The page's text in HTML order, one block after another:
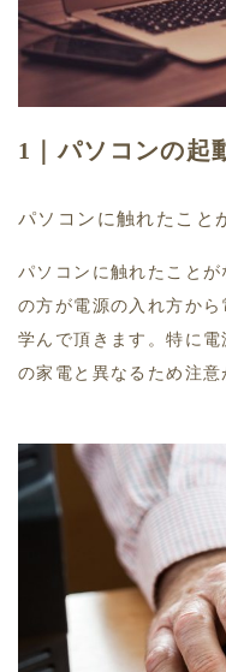
1｜パソコンの起
パソコンに触れたこと
パソコンに触れたこと
の方が電源の入れ方か
学んで頂きます。特に
の家電と異なるため注意